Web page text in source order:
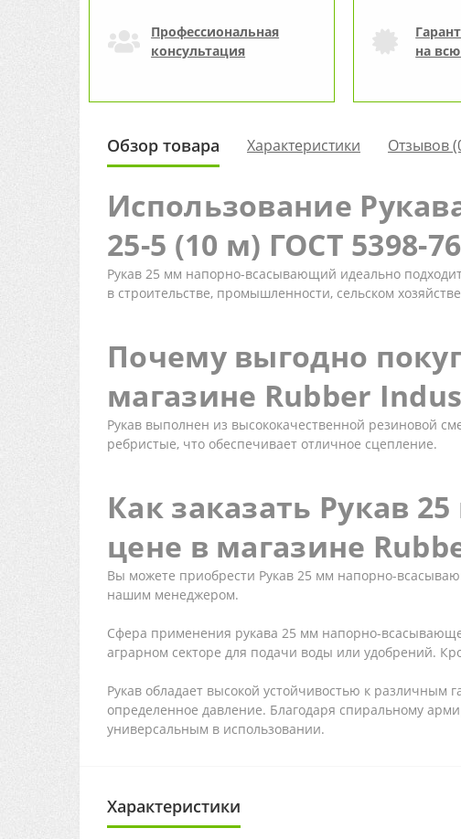
Профессиональная
консультация
на
Обзор товара Характеристики Отзывов
Использование
25-5 (10 м) ГОСТ 5398-76
Рукав 25 мм напорно-всасывающий идеально
в строительстве, промышленности, сельском
Почему выгодно
магазине Rubber
Рукав выполнен из высококачественной резиновой
ребристые, что обеспечивает отличное сцепление.
Как заказать Рукав
цене в магазине
Вы можете приобрести Рукав 25 мм напорно-
нашим менеджером.
Сфера применения рукава 25 мм напорно-
аграрном секторе для подачи воды или удобрений.
Рукав обладает высокой устойчивостью к различным
определенное давление. Благодаря спиральному
универсальным в использовании.
Характеристики